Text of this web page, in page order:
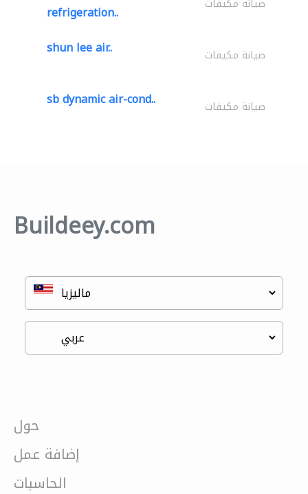
refrigeration..
shun lee air.. صيانة مكيفات
sb dynamic air-cond.. صيانة مكيفات
Buildeey.com
حول
إضافة عمل
الحاسبات